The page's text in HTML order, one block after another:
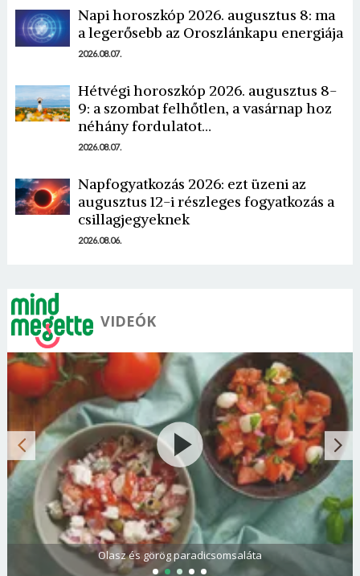
Napi horoszkóp 2026. augusztus 8: ma
a legerősebb az Oroszlánkapu energiája
2026.08.07.
Hétvégi horoszkóp 2026. augusztus 8-
9: a szombat felhőtlen, a vasárnap hoz
néhány fordulatot…
2026.08.07.
Napfogyatkozás 2026: ezt üzeni az
augusztus 12-i részleges fogyatkozás a
csillagjegyeknek
2026.08.06.
VIDEÓK
Olasz és görög paradicsomsaláta